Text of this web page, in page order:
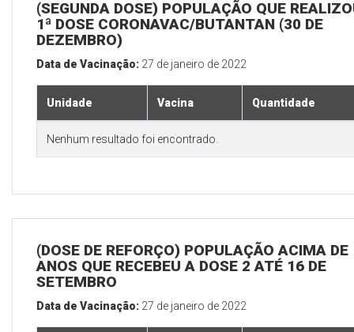
(SEGUNDA DOSE) POPULAÇÃO QUE
1ª DOSE CORONAVAC/BUTANTAN (30 DE
DEZEMBRO)
Data de Vacinação: 27 de janeiro de 2022
Unidade Vacina Quantidade
Nenhum resultado foi encontrado.
(DOSE DE REFORÇO) POPULAÇÃO ACIMA DE
ANOS QUE RECEBEU A DOSE 2 ATÉ 16 DE
SETEMBRO
Data de Vacinação: 27 de janeiro de 2022